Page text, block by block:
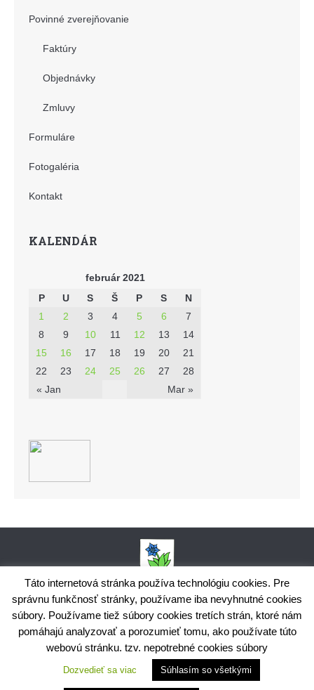
Povinné zverejňovanie
Faktúry
Objednávky
Zmluvy
Formuláre
Fotogaléria
Kontakt
KALENDÁR
február 2021
P
U S Š P S N
« Jan Mar »
1 2 3 4 5 6
7
8
9 10 11 12 13
14
15
16 17 18 19 20
21
22
23 24 25 26 27 28
Obecný úrad Bodiná, č. 102, 018 15 Prečín,
+421424398035,www.bodina.eu
IČO: 00 692 522, Prima banka Slovensko, a.s., IBAN: SK25 5600 0000
0029 9178 8001
Ochrana osobných údajov
Využite možnosť získavania aktuálnych informácií s využitím
Táto internetová stránka používa technológiu cookies. Pre
správnu funkčnosť stránky, používame iba nevyhnutné cookies
súbory. Používame tiež súbory cookies tretích strán, ktoré nám
pomáhajú analyzovať a porozumieť tomu, ako používate túto
webovú stránku. tzv. nepotrebné cookies súbory
Dozvedieť sa viac Súhlasím so všetkými